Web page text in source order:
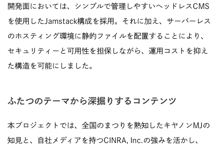
開発面においては、シンプルで管理しやすいヘッドレスCMS
を使用したJamstack構成を採用。それに加え、サーバーレス
のホスティング環境に静的ファイルを配置することにより、
セキュリティーと可用性を担保しながら、運用コストを抑え
た構造を可能にしました。
ふたつのテーマから深掘りするコンテンツ
本プロジェクトでは、全国のまつりを熟知したキヤノンMJの
知見と、自社メディアを持つCINRA, Inc.の強みを活かし、